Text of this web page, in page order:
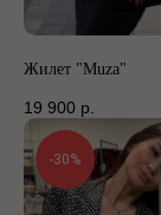
Жилет "Muza"
19 900 р.
-30%